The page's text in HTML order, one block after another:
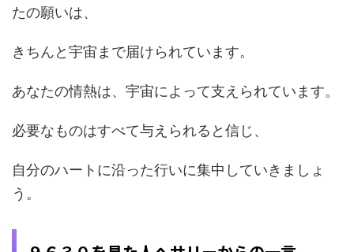
たの願いは、
きちんと宇宙まで届けられています。
あなたの情熱は、宇宙によって支えられています。
必要なものはすべて与えられると信じ、
自分のハートに沿った行いに集中していきましょ
う。